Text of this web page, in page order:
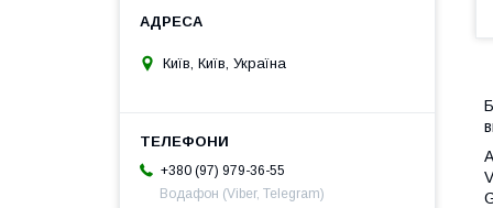
Київ, Київ, Україна
+380 (97) 979-36-55
Водафон (Viber, Telegram)